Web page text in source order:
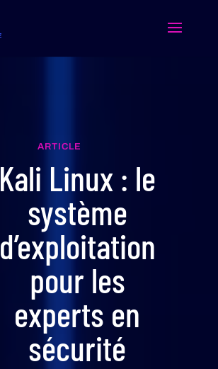
ARTICLE
Kali Linux : le
système
d’exploitation
pour les
experts en
sécurité